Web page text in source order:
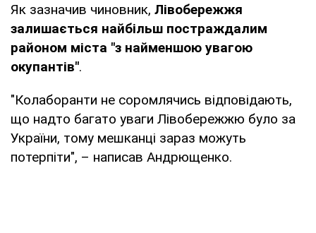
Як зазначив чиновник, Лівобережжя
залишається найбільш постраждалим
районом міста "з найменшою увагою
окупантів".
"Колаборанти не соромлячись відповідають,
що надто багато уваги Лівобережжю було за
України, тому мешканці зараз можуть
потерпіти", – написав Андрющенко.